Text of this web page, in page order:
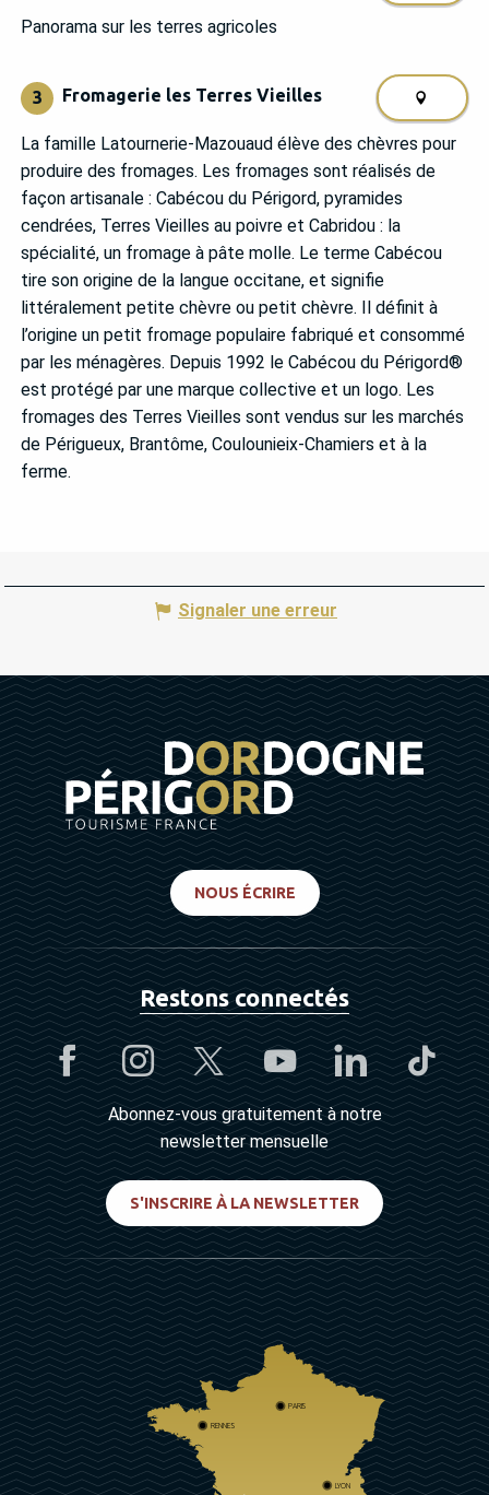
Panorama sur les terres agricoles
3 Fromagerie les Terres Vieilles
La famille Latournerie-Mazouaud élève des chèvres pour
produire des fromages. Les fromages sont réalisés de
façon artisanale : Cabécou du Périgord, pyramides
cendrées, Terres Vieilles au poivre et Cabridou : la
spécialité, un fromage à pâte molle. Le terme Cabécou
tire son origine de la langue occitane, et signifie
littéralement petite chèvre ou petit chèvre. Il définit à
l’origine un petit fromage populaire fabriqué et consommé
par les ménagères. Depuis 1992 le Cabécou du Périgord®
est protégé par une marque collective et un logo. Les
fromages des Terres Vieilles sont vendus sur les marchés
de Périgueux, Brantôme, Coulounieix-Chamiers et à la
ferme.
Signaler une erreur
NOUS ÉCRIRE
Restons connectés
Abonnez-vous gratuitement à notre
newsletter mensuelle
S'INSCRIRE À LA NEWSLETTER
PARIS
RENNES
LYON